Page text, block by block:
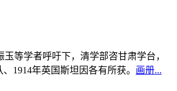
等学者呼吁下，清学部咨甘肃学台，
1914年英国斯坦因各有所获。 画册...